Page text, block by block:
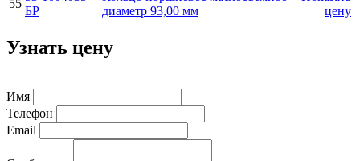
55
БР
диаметр 93,00 мм
цену
Узнать цену
Имя
Телефон
Email